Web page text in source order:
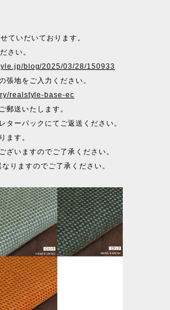
ていだいております。
さい。
blog/2025/03/28/150933
地をご入力ください。
realstyle-base-ec
郵送いたします。
ーパックにてご返送ください。
ます。
いますのでご了承ください。
りますのでご了承ください。